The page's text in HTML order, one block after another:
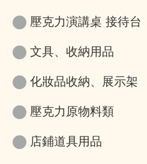
壓克力演講桌 接待台
文具、收納用品
化妝品收納、展示架
壓克力原物料類
店鋪道具用品